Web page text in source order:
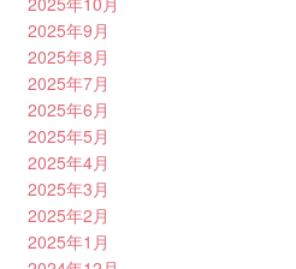
2025年9月
2025年8月
2025年7月
2025年6月
2025年5月
2025年4月
2025年3月
2025年2月
2025年1月